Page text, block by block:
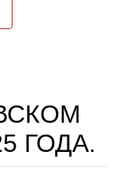
ГОДА.